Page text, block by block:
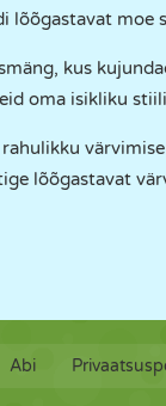
lõõgastavat moe
kus
oma isikliku
lõõgastavat
Abi